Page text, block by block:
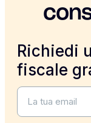
Richiedi
fiscale